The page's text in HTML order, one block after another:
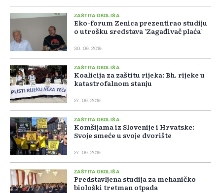
ZAŠTITA OKOLIŠA
Eko-forum Zenica prezentirao studiju
o utrošku sredstava 'Zagađivač plaća'
30. 09. 2019.
ZAŠTITA OKOLIŠA
Koalicija za zaštitu rijeka: Bh. rijeke u
katastrofalnom stanju
27. 09. 2019.
ZAŠTITA OKOLIŠA
Komšijama iz Slovenije i Hrvatske:
Svoje smeće u svoje dvorište
27. 09. 2019.
ZAŠTITA OKOLIŠA
Predstavljena studija za mehaničko-
biološki tretman otpada